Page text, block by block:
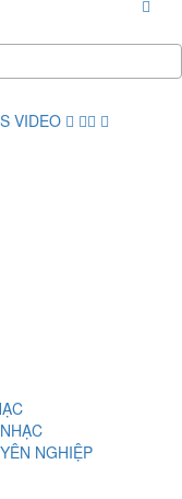
VIDEO
NGHIỆP